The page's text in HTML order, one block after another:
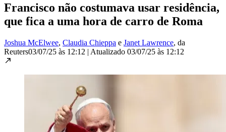
Francisco não costumava usar residência,
que fica a uma hora de carro de Roma
Joshua McElwee, Claudia Chieppa e Janet Lawrence, da
Reuters03/07/25 às 12:12 | Atualizado 03/07/25 às 12:12